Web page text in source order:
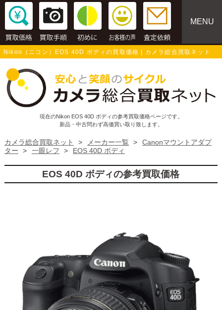
MENU
Nikon（ニコン）EOS 40D ボディの買取価格 | カメラ総合買取ネット
現在のNikon EOS 40D ボディの参考買取価格ページです。
新品・中古問わず高価買い取り致します。
カメラ総合買取ネット > メーカー一覧 >
Canonマウントアダプ
ター
> 一眼レフ > EOS 40D ボディ
EOS 40D ボディの参考買取価格